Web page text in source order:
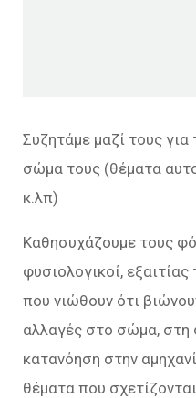
Συζητάμε μαζί τους για
σώμα τους (θέματα
κ.λπ)
Καθησυχάζουμε τους
φυσιολογικοί,
που νιώθουν ότι
αλλαγές στο σώμα, στη
κατανόηση στην
θέματα που